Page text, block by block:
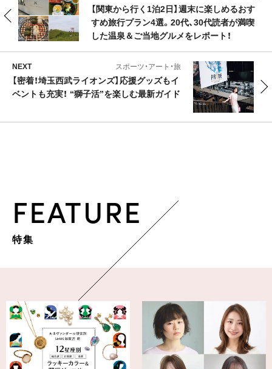
【関東から行く1泊2日】週末に楽しめるおす
すめ旅行プラン4選。20代、30代読者が満喫
した温泉＆ご当地グルメをレポート！
NEXT スポーツ・アート・旅
【密着！埼玉西武ライオンズ】応援グッズもイ
ベントも充実！ “獅子活”を楽しむ最新ガイド
FEATURE
特集